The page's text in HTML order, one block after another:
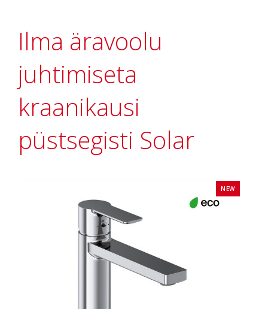
Ilma äravoolu
juhtimiseta
kraanikausi
püstsegisti Solar
NEW